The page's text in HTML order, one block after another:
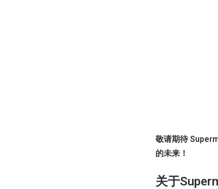
敬请期待
的未来！
关于